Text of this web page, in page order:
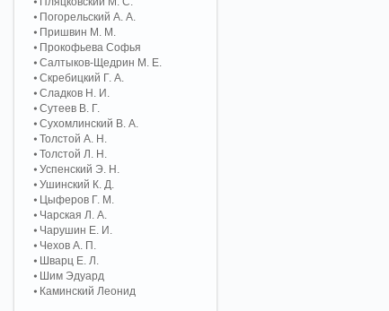
Погорельский А. A.
Пришвин М. М.
Прокофьева Софья
Салтыков-Щедрин М. Е.
Скребицкий Г. А.
Сладков Н. И.
Сутеев В. Г.
Сухомлинский В. А.
Толстой А. Н.
Толстой Л. Н.
Успенский Э. Н.
Ушинский К. Д.
Цыферов Г. М.
Чарская Л. А.
Чарушин Е. И.
Чехов А. П.
Шварц Е. Л.
Шим Эдуард
Каминский Леонид